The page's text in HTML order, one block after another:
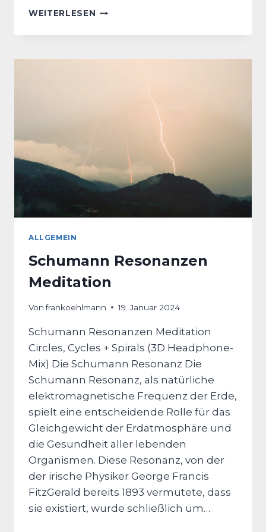
WEITERLESEN DER
ARCHETYP
ALLGEMEIN
Schumann Resonanzen
Meditation
Von frankoehlmann 19. Januar 2024
Schumann Resonanzen Meditation
Circles, Cycles + Spirals (3D Headphone-
Mix) Die Schumann Resonanz Die
Schumann Resonanz, als natürliche
elektromagnetische Frequenz der Erde,
spielt eine entscheidende Rolle für das
Gleichgewicht der Erdatmosphäre und
die Gesundheit aller lebenden
Organismen. Diese Resonanz, von der
der irische Physiker George Francis
FitzGerald bereits 1893 vermutete, dass
sie existiert, wurde schließlich um…